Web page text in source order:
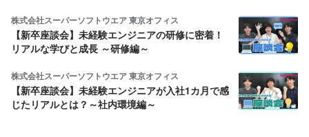
株式会社スーパーソフトウエア 東京オフィス
【新卒座談会】未経験エンジニアの研修に密着！
リアルな学びと成長 ～研修編～
株式会社スーパーソフトウエア 東京オフィス
【新卒座談会】未経験エンジニアが入社1カ月で感
じたリアルとは？～社内環境編～